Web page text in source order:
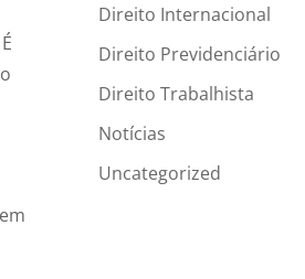
Direito Internacional
Direito Previdenciário
Direito Trabalhista
Notícias
Uncategorized